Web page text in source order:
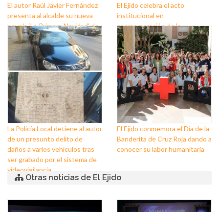
El autor Raúl Javier Fernández
presenta al alcalde su nueva
novela ‘La Primera Navidad’ de
Las Crónicas de Sant Claus
El Ejido celebra el acto
institucional en
conmemoración de la
Festividad de la Virgen del
Pilar, Patrona de la Guardia
Civil
La Policía Local detiene al autor
de un presunto delito de
daños a varios vehículos tras
ser grabado por el sistema de
videovigilancia
El Ejido conmemora el Día de la
Banderita de Cruz Roja dando a
conocer su labor humanitaria
Otras noticias de El Ejido